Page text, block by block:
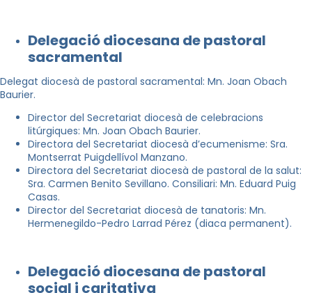
Delegació diocesana de pastoral
sacramental
Delegat diocesà de pastoral sacramental: Mn. Joan Obach
Baurier.
Director del Secretariat diocesà de celebracions
litúrgiques: Mn. Joan Obach Baurier.
Directora del Secretariat diocesà d’ecumenisme: Sra.
Montserrat Puigdellívol Manzano.
Directora del Secretariat diocesà de pastoral de la salut:
Sra. Carmen Benito Sevillano. Consiliari: Mn. Eduard Puig
Casas.
Director del Secretariat diocesà de tanatoris: Mn.
Hermenegildo-Pedro Larrad Pérez (diaca permanent).
Delegació diocesana de pastoral
social i caritativa